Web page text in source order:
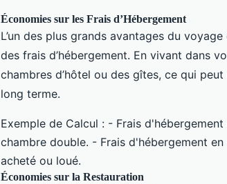
Économies sur les Frais d’Hébergement
L’un des plus grands avantages du
des frais d’hébergement. En vivant dans
chambres d’hôtel ou des gîtes, ce qui
long terme.
Exemple de Calcul : - Frais
chambre double. - Frais d'hébergement
acheté ou loué.
Économies sur la Restauration